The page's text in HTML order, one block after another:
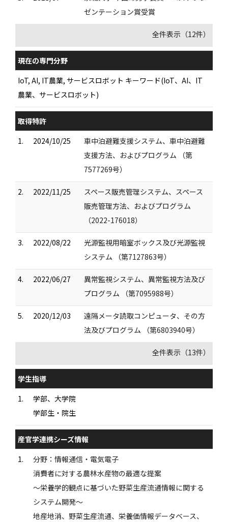
ゼンテーション賞受賞
全件表示（12件）
現在の専門分野
IoT, AI, IT農業, サービスロボット キーワード(IoT、AI、IT
農業、サービスロボット)
取得特許
1.
2024/10/25
車中泊避難支援システム、車中泊避難
支援方法、およびプログラム （第
7577269号）
2. 2022/11/25
スペース販売管理システム、スペース
販売管理方法、およびプログラム
（2022-176018）
3. 2022/08/22
光源監視用暗室ボックス及び光源監視
システム （第7127863号）
4. 2022/06/27
異常監視システム、異常監視方法及び
プログラム （第7095988号）
5. 2020/12/03
遠隔メータ読取コンピュータ、その方
法及びプログラム （第6803940号）
全件表示（13件）
学生指導
1.
学部、大学院
学部生・院生
産官学連携シーズ情報
1.
分野：情報通信・電気電子
消費者に対する農林水産物の最適な提案
〜栄養学的観点に基づいた野菜生産流通情報に関する
システム開発〜
地産地消、野菜生産流通、栄養価情報データベース、